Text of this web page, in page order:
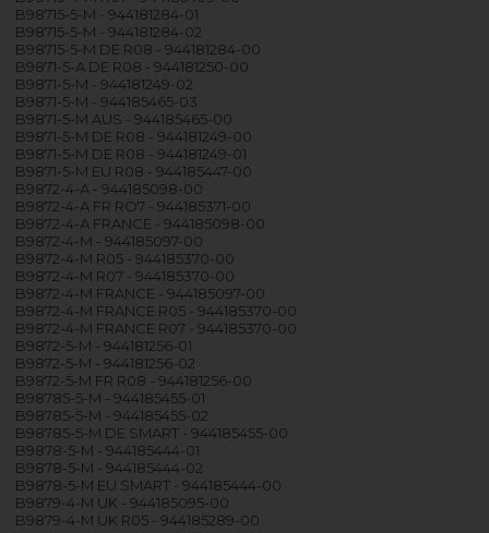
B98715-5-M - 944181284-01
B98715-5-M - 944181284-02
B98715-5-M DE R08 - 944181284-00
B9871-5-A DE R08 - 944181250-00
B9871-5-M - 944181249-02
B9871-5-M - 944185465-03
B9871-5-M AUS - 944185465-00
B9871-5-M DE R08 - 944181249-00
B9871-5-M DE R08 - 944181249-01
B9871-5-M EU R08 - 944185447-00
B9872-4-A - 944185098-00
B9872-4-A FR RO7 - 944185371-00
B9872-4-A FRANCE - 944185098-00
B9872-4-M - 944185097-00
B9872-4-M R05 - 944185370-00
B9872-4-M R07 - 944185370-00
B9872-4-M FRANCE - 944185097-00
B9872-4-M FRANCE R05 - 944185370-00
B9872-4-M FRANCE R07 - 944185370-00
B9872-5-M - 944181256-01
B9872-5-M - 944181256-02
B9872-5-M FR R08 - 944181256-00
B98785-5-M - 944185455-01
B98785-5-M - 944185455-02
B98785-5-M DE SMART - 944185455-00
B9878-5-M - 944185444-01
B9878-5-M - 944185444-02
B9878-5-M EU SMART - 944185444-00
B9879-4-M UK - 944185095-00
B9879-4-M UK R05 - 944185289-00